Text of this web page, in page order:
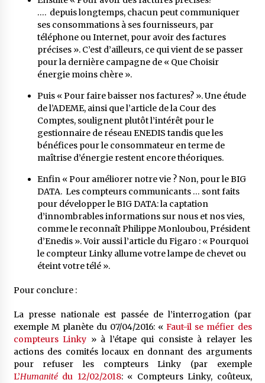
…. depuis longtemps, chacun peut communiquer
ses consommations à ses fournisseurs, par
téléphone ou Internet, pour avoir des factures
précises ». C’est d’ailleurs, ce qui vient de se passer
pour la dernière campagne de « Que Choisir
énergie moins chère».
Puis « Pour faire baisser nos factures? ».Une étude
de l’ADEME, ainsi que l’article de la Cour des
Comptes, soulignent plutôt l’intérêt pour le
gestionnaire de réseau ENEDIS tandis que les
bénéfices pour le consommateur en terme de
maîtrise d’énergie restent encore théoriques.
Enfin « Pour améliorer notre vie ? Non, pour le BIG
DATA. Les compteurs communicants … sont faits
pour développer le BIG DATA: la captation
d’innombrables informations sur nous et nos vies,
comme le reconnaît Philippe Monloubou, Président
d’Enedis». Voir aussi l’article du Figaro : « Pourquoi
le compteur Linky allume votre lampe de chevet ou
éteint votre télé ».
Pour conclure :
La presse nationale est passée de l’interrogation (par
exemple M planète du 07/04/2016: «Faut-il se méfier des
compteurs Linky » à l’étape qui consiste à relayer les
actions des comités locaux en donnant des arguments
pour refuser les compteurs Linky (par exemple
L’Humanitédu 12/02/2018: « Compteurs Linky, coûteux,